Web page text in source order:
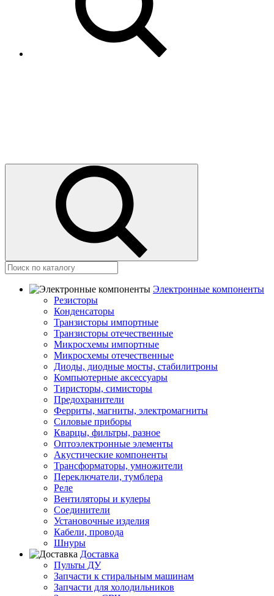
Электронные компоненты
Резисторы
Конденсаторы
Транзисторы импортные
Транзисторы отечественные
Микросхемы импортные
Микросхемы отечественные
Диоды, диодные мосты, стабилитроны
Компьютерные аксессуары
Тиристоры, симисторы
Предохранители
Ферриты, магниты, электромагниты
Силовые приборы
Кварцы, фильтры, разное
Оптоэлектронные элементы
Акустические компоненты
Трансформаторы, умножители
Переключатели, тумблера
Реле
Вентиляторы и кулеры
Соединители
Установочные изделия
Кабели, провода
Шнуры
Доставка
Пульты ДУ
Запчасти к стиральным машинам
Запчасти для холодильников